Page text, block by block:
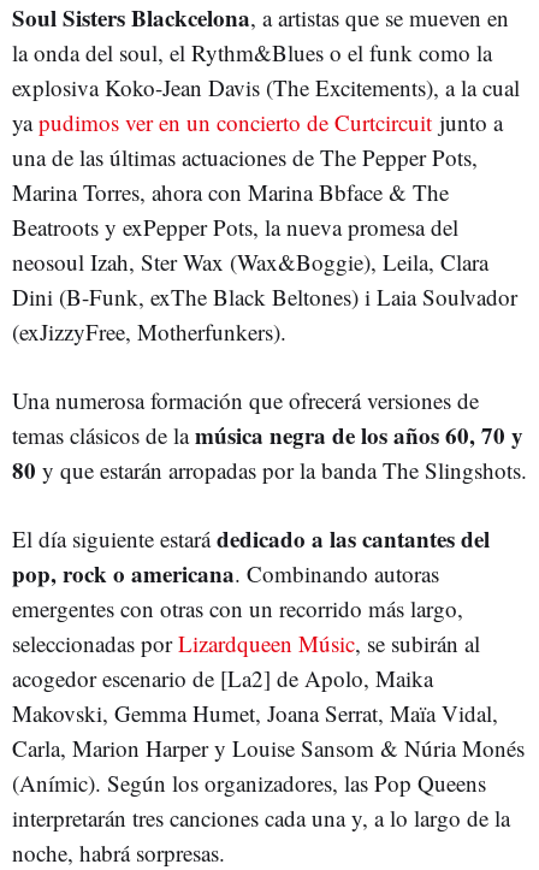
Soul Sisters Blackcelona, a artistas que se mueven en
la onda del soul, el Rythm&Blues o el funk como la
explosiva Koko-Jean Davis (The Excitements), a la cual
yapudimos ver en un concierto de Curtcircuit junto a
una de las últimas actuaciones de The Pepper Pots,
Marina Torres, ahora con Marina Bbface & The
Beatroots y exPepper Pots, la nueva promesa del
neosoul Izah, Ster Wax (Wax&Boggie), Leila, Clara
Dini (B-Funk, exThe Black Beltones) i Laia Soulvador
(exJizzyFree, Motherfunkers).
Una numerosa formación que ofrecerá versiones de
temas clásicos de lamúsica negra de los años 60, 70 y
80 y que estarán arropadas por la banda The Slingshots.
El día siguiente estarádedicado a las cantantes del
pop, rock o americana. Combinando autoras
emergentes con otras con un recorrido más largo,
seleccionadas porLizardqueen Músic, se subirán al
acogedor escenario de [La2] de Apolo, Maika
Makovski, Gemma Humet, Joana Serrat, Maïa Vidal,
Carla, Marion Harper y Louise Sansom & Núria Monés
(Anímic). Según los organizadores, las Pop Queens
interpretarán tres canciones cada una y, a lo largo de la
noche, habrá sorpresas.